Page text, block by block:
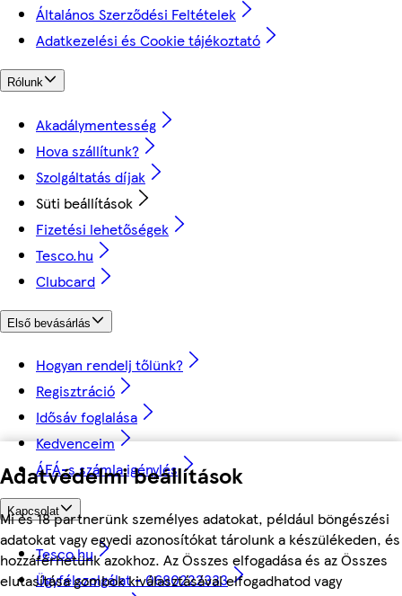
Adatvédelmi beállítások
Mi és 18 partnerünk személyes adatokat, például böngészési
adatokat vagy egyedi azonosítókat tárolunk a készülékeden, és
hozzáférhetünk azokhoz. Az Összes elfogadása és az Összes
elutasítása gombok kiválasztásával elfogadhatod vagy
Általános Szerződési Feltételek
Adatkezelési és Cookie tájékoztató
Rólunk
Akadálymentesség
Hova szállítunk?
Szolgáltatás díjak
Süti beállítások
Fizetési lehetőségek
Tesco.hu
Clubcard
Első bevásárlás
Hogyan rendelj tőlünk?
Regisztráció
Idősáv foglalása
Kedvenceim
ÁFÁ-s számla igénylés
Kapcsolat
Tesco.hu
Ügyfélszolgálat - 0680222333